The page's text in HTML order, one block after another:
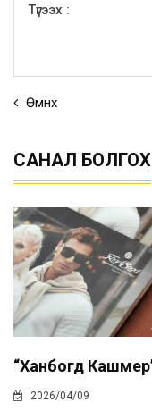
Түгээх :
Өмнөх
САНАЛ БОЛГОХ
“Ханбогд
2026/04/09